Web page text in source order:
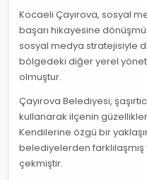
Kocaeli Çayırova, sosyal
başarı hikayesine
sosyal medya stratejisiyle
bölgedeki diğer yerel
olmuştur.
Çayırova Belediyesi,
kullanarak ilçenin
Kendilerine özgü bir
belediyelerden
çekmiştir.